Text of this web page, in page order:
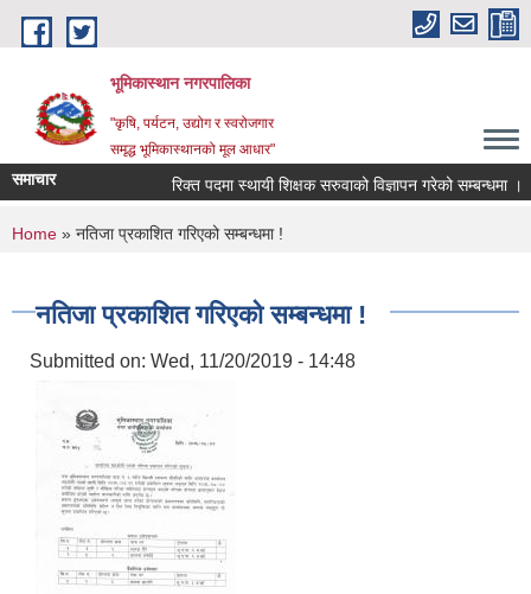
Skip to main content
भूमिकास्थान नगरपालिका
"कृषि, पर्यटन, उद्योग र स्वरोजगार
समृद्ध भूमिकास्थानको मूल आधार"
समाचार रिक्त पदमा स्थायी शिक्षक सरुवाको विज्ञापन गरेको सम्बन्धमा ।
You are here
Home » नतिजा प्रकाशित गरिएको सम्बन्धमा !
नतिजा प्रकाशित गरिएको सम्बन्धमा !
Submitted on: Wed, 11/20/2019 - 14:48